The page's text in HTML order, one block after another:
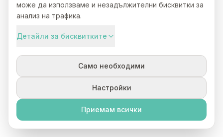
може да използваме и незадължителни бисквитки за
анализ на трафика.
Детайли за бисквитките
Само необходими
Настройки
Приемам всички